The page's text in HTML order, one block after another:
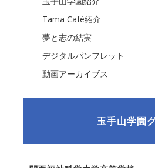
Tama Café紹介
夢と志の結実
デジタルパンフレット
動画アーカイブス
玉手山学園